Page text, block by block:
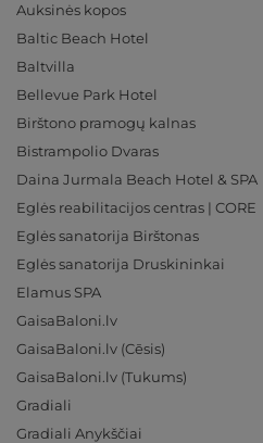
Auksinės kopos
Baltic Beach Hotel
Baltvilla
Bellevue Park Hotel
Birštono pramogų kalnas
Bistrampolio Dvaras
Daina Jurmala Beach Hotel & SPA
Eglės reabilitacijos centras | CORE
Eglės sanatorija Birštonas
Eglės sanatorija Druskininkai
Elamus SPA
GaisaBaloni.lv
GaisaBaloni.lv (Cēsis)
GaisaBaloni.lv (Tukums)
Gradiali
Gradiali Anykščiai